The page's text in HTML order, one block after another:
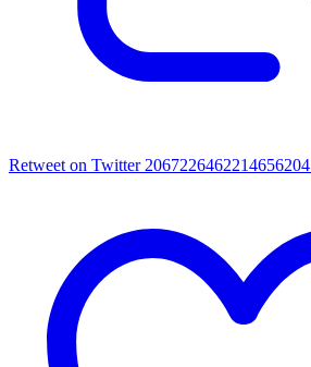
Retweet on Twitter 2067226462214656204